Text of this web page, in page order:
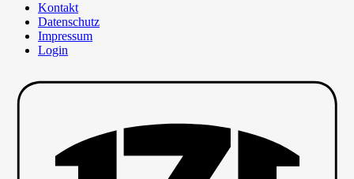
Kontakt
Datenschutz
Impressum
Login